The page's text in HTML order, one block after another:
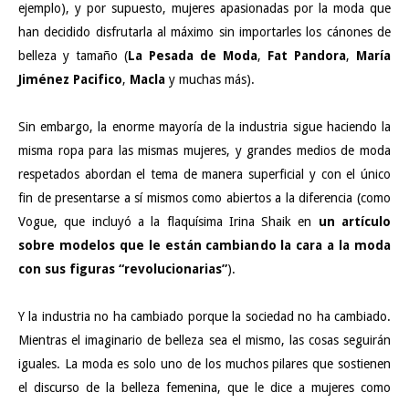
ejemplo), y por supuesto, mujeres apasionadas por la moda que
han decidido disfrutarla al máximo sin importarles los cánones de
belleza y tamaño (La Pesada de Moda, Fat Pandora, María
Jiménez Pacifico, Macla y muchas más).
Sin embargo, la enorme mayoría de la industria sigue haciendo la
misma ropa para las mismas mujeres, y grandes medios de moda
respetados abordan el tema de manera superficial y con el único
fin de presentarse a sí mismos como abiertos a la diferencia (como
Vogue, que incluyó a la flaquísima Irina Shaik en un artículo
sobre modelos que le están cambiando la cara a la moda
con sus figuras “revolucionarias”).
Y la industria no ha cambiado porque la sociedad no ha cambiado.
Mientras el imaginario de belleza sea el mismo, las cosas seguirán
iguales. La moda es solo uno de los muchos pilares que sostienen
el discurso de la belleza femenina, que le dice a mujeres como